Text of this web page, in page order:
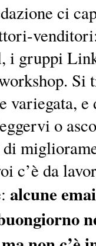
ci
i gruppi
Si
variegata,
o
c’è da
alcune